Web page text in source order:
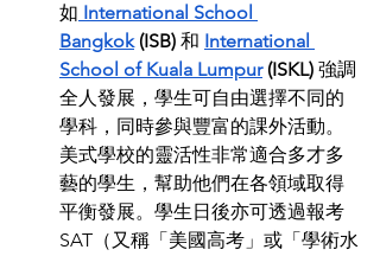
如 International School
Bangkok (ISB) 和 International
School of Kuala Lumpur (ISKL) 強調
全人發展，學生可自由選擇不同的
學科，同時參與豐富的課外活動。
美式學校的靈活性非常適合多才多
藝的學生，幫助他們在各領域取得
平衡發展。學生日後亦可透過報考
SAT（又稱「美國高考」或「學術水